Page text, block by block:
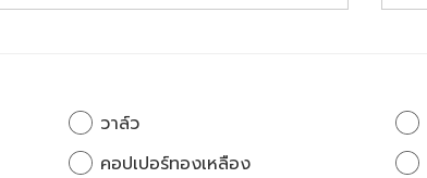
วาล์ว
คอปเปอร์ทองเหลือง